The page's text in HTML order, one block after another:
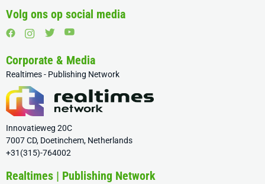
Volg ons op social media
Corporate & Media
Realtimes - Publishing Network
Innovatieweg 20C
7007 CD, Doetinchem, Netherlands
+31(315)-764002
Realtimes | Publishing Network